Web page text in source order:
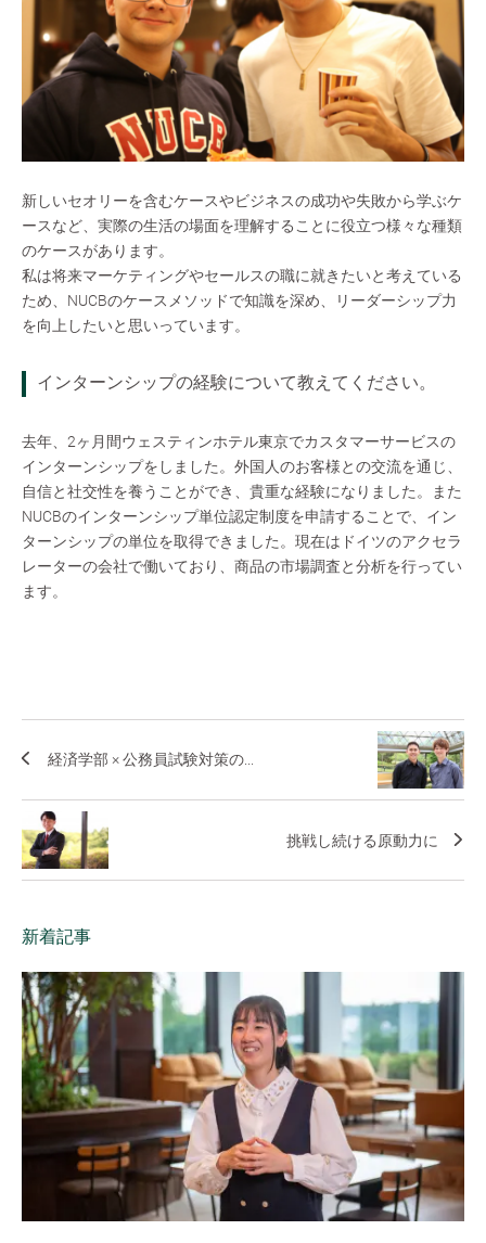
新しいセオリーを含むケースやビジネスの成功や失敗から学ぶケ
ースなど、実際の生活の場面を理解することに役立つ様々な種類
のケースがあります。
私は将来マーケティングやセールスの職に就きたいと考えている
ため、NUCBのケースメソッドで知識を深め、リーダーシップ力
を向上したいと思いっています。
インターンシップの経験について教えてください。
去年、2ヶ月間ウェスティンホテル東京でカスタマーサービスの
インターンシップをしました。外国人のお客様との交流を通じ、
自信と社交性を養うことができ、貴重な経験になりました。また
NUCBのインターンシップ単位認定制度を申請することで、イン
ターンシップの単位を取得できました。現在はドイツのアクセラ
レーターの会社で働いており、商品の市場調査と分析を行ってい
ます。
経済学部 × 公務員試験対策の...
挑戦し続ける原動力に
新着記事